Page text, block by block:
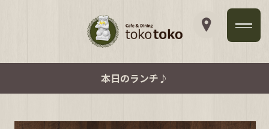
本日のランチ♪